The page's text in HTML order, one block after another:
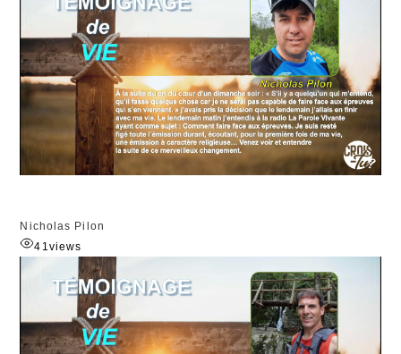
Nicholas Pilon
41 views